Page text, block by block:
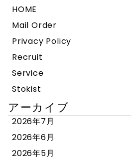
HOME
Mail Order
Privacy Policy
Recruit
Service
Stokist
アーカイブ
2026年7月
2026年6月
2026年5月